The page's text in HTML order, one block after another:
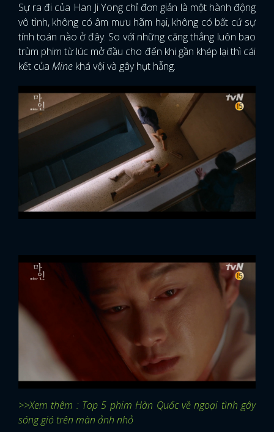
Sự ra đi của Han Ji Yong chỉ đơn giản là một hành động
vô tình, không có âm mưu hãm hại, không có bất cứ sự
tính toán nào ở đây. So với những căng thẳng luôn bao
trùm phim từ lúc mở đầu cho đến khi gần khép lại thì cái
kết của Mine khá vội và gây hụt hẫng.
>>Xem thêm : Top 5 phim Hàn Quốc về ngoại tình gây
sóng gió trên màn ảnh nhỏ